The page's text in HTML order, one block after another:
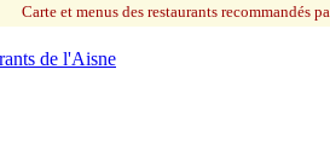
Carte et menus des restaurants recommandés
de l'Aisne